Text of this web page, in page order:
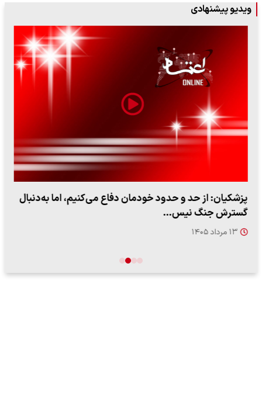
ویدیو پیشنهادی
پزشکیان: از حد و حدود خودمان دفاع می‌کنیم، اما به‌دنبال
گسترش جنگ نیس…
۱۳ مرداد ۱۴۰۵